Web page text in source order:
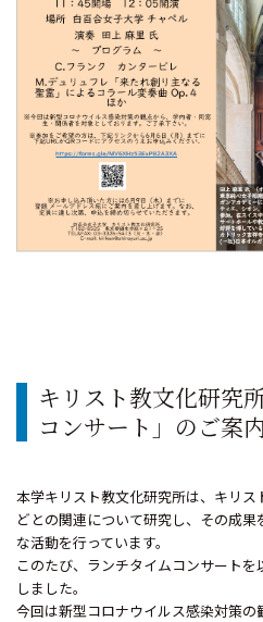
キリスト教文化研究
コンサート」のご案
本学キリスト教文化研究所は、キリ
どとの関連について研究し、その成
な活動を行っています。
このたび、ランチタイムコンサート
しました。
今回は新型コロナウイルス感染対策